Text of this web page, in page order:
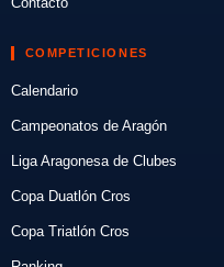
COMPETICIONES
Calendario
Campeonatos de Aragón
Liga Aragonesa de Clubes
Copa Duatlón Cros
Copa Triatlón Cros